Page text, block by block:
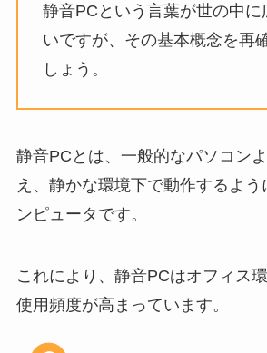
静音PCという言葉が世の中に
いですが、その基本概念を再
しょう。
静音PCとは、一般的なパソコン
え、静かな環境下で動作するよう
ンピュータです。
これにより、静音PCはオフィス
使用頻度が高まっています。